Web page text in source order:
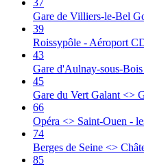
37
Gare de Villiers-le-Bel
39
Roissypôle - Aéroport
43
Gare d'Aulnay-sous-
45
Gare du Vert Galant <>
66
Opéra <> Saint-Ouen -
74
Berges de Seine <>
85